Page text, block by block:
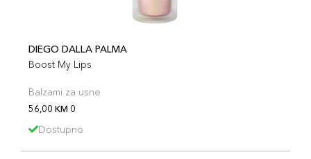
DIEGO DALLA PALMA
Boost My Lips
Balzami za usne
56,00 KM 0
Dostupno